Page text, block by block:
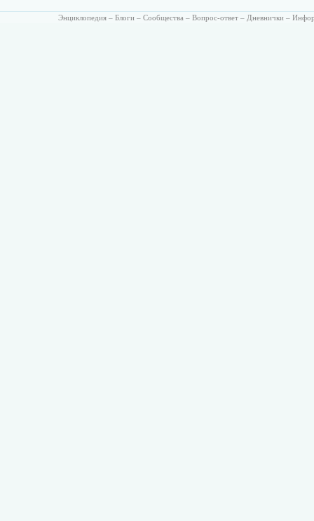
Энциклопедия – Блоги – Сообщества – Вопрос-ответ – Дневнички –